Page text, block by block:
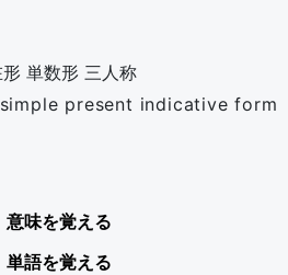
単数形 三人称
present indicative form
意味を覚える
単語を覚える